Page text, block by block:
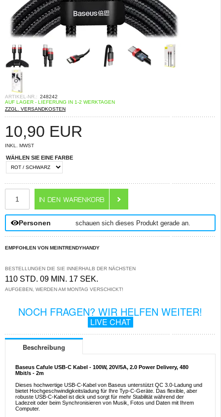
ARTIKEL-NR.: 248242
AUF LAGER - LIEFERUNG IN 1-2 WERKTAGEN
ZZGL. VERSANDKOSTEN
10,90 EUR
INKL. MWST
WÄHLEN SIE EINE FARBE
Personen schauen sich dieses Produkt gerade an.
EMPFOHLEN VON MEINTRENDYHANDY
BESTELLUNGEN DIE SIE INNERHALB DER NÄCHSTEN
110 STD. 09 MIN. 17 SEK.
AUFGEBEN, WERDEN AM MONTAG VERSCHICKT!
NOCH FRAGEN? WIR HELFEN WEITER!
LIVE CHAT
Beschreibung
Baseus Cafule USB-C Kabel - 100W, 20V/5A, 2.0 Power Delivery, 480
Mbit/s - 2m
Dieses hochwertige USB-C-Kabel von Baseus unterstützt QC 3.0-Ladung und
bietet Hochgeschwindigkeitsladung für Ihre Typ-C-Geräte. Das flexible, aber
robuste USB-C-Kabel ist dick und sorgt für mehr Stabilität während der
Ladezeit oder beim Synchronisieren von Musik, Fotos und Daten mit Ihrem
Computer.